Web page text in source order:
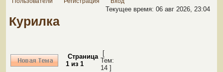
Текущее время: 06 авг 2026, 23:04
Курилка
Страница
1 из 1
[
Тем:
14 ]